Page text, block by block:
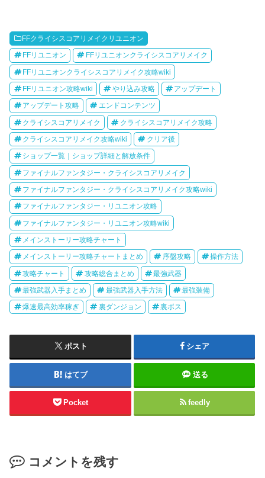
FFクライシスコアリメイクリユニオン
FFリユニオン FFリユニオンクライシスコアリメイク
FFリユニオンクライシスコアリメイク攻略wiki
FFリユニオン攻略wiki やり込み攻略 アップデート
アップデート攻略 エンドコンテンツ
クライシスコアリメイク クライシスコアリメイク攻略
クライシスコアリメイク攻略wiki クリア後
ショップ一覧｜ショップ詳細と解放条件
ファイナルファンタジー・クライシスコアリメイク
ファイナルファンタジー・クライシスコアリメイク攻略wiki
ファイナルファンタジー・リユニオン攻略
ファイナルファンタジー・リユニオン攻略wiki
メインストーリー攻略チャート
メインストーリー攻略チャートまとめ 序盤攻略 操作方法
攻略チャート 攻略総合まとめ 最強武器
最強武器入手まとめ 最強武器入手方法 最強装備
爆速最高効率稼ぎ 裏ダンジョン 裏ボス
ポスト シェア
はてブ 送る
Pocket feedly
コメントを残す